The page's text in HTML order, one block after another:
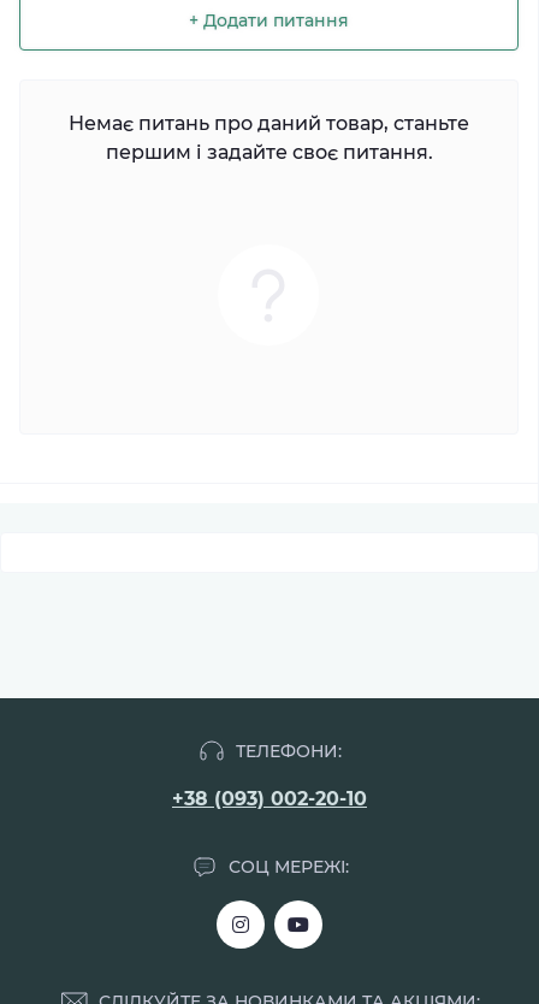
+ Додати питання
Немає питань про даний товар, станьте
першим і задайте своє питання.
ТЕЛЕФОНИ:
+38 (093) 002-20-10
СОЦ МЕРЕЖІ: